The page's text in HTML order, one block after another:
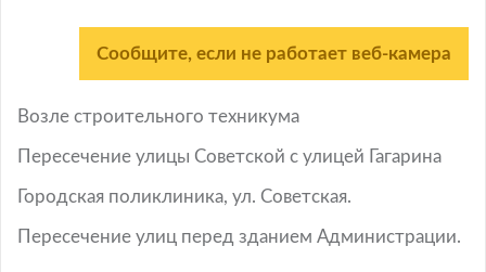
Сообщите, если не работает веб-камера
Возле строительного техникума
Пересечение улицы Советской с улицей Гагарина
Городская поликлиника, ул. Советская.
Пересечение улиц перед зданием Администрации.